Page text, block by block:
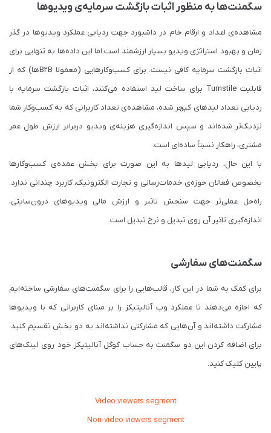
سگمنت‌ها به منظور اثبات بازگشت سرمایه‌ی ویدیوها
مشاهده‌ی اعداد و ارقام خام در داشبورد جهت ردیابی عملکرد ویدیوها در گذر
زمان و بهبود استراتژی ویدیو بسیار ارزشمند است اما این داده‌ها به تنهایی برای
اثبات بازگشت سرمایه کافی نیست. برای کسب‌وکارهایی (معمولا B2Bها) که از
قابلیت Turnstile برای ساخت لید استفاده می‌کنند، اثبات بازگشت سرمایه با
ردیابی تعداد لیدهای کپچر شده، مشاهده‌ی تعداد کاربرانی که به کسب‌وکار شما
نزدیک‌تر شده‌اند و سپس اندازه‌گیری هزینه‌ی ویدیو دربرابر ارزش طول عمر
مشتری، راهکار نسبتاً ساده‌ای است.
با این حال، ردیابی لیدها به این صورت برای بخش عمده‌ی کسب‌وکارها
بخصوص فعالان حوزه‌ی خدمات‌رسانی و تجارت الکترونیک، کاربرد چندانی ندارد.
راه‌حل عملی‌تر جهت سنجش تاثیر و ارزش مالی ویدیوهای درون‌سایتی،
اندازه‌گیری تاثیر آن روی تبدیل و نرخ تبدیل است.
سگمنت‌های سفارشی
برای کمک به شما در این کار، قالب‌هایی را برای سگمنت‌های سفارشی ساخته‌ایم
که اجازه می‌دهند تا عملکرد وب آنالیتیکز را بر مبنای کاربرانی که با ویدیوها
مشارکت داشته‌اند و آن‌هایی که مشارکتی نداشته‌اند به دو بخش تقسیم کنید.
برای اضافه کردن این دو سگمنت به حساب گوگل آنالیتیکز خود روی لینک‌های
پایین کلیک کنید.
Video viewers segment
Non-video viewers segment